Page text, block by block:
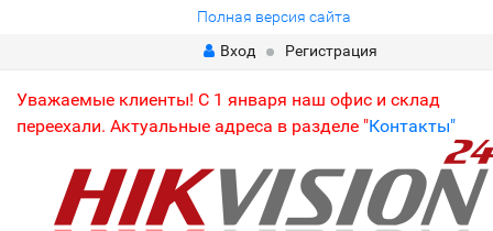
Полная версия сайта
Вход
Регистрация
Уважаемые клиенты! С 1 января наш офис и склад
переехали. Актуальные адреса в разделе "Контакты"